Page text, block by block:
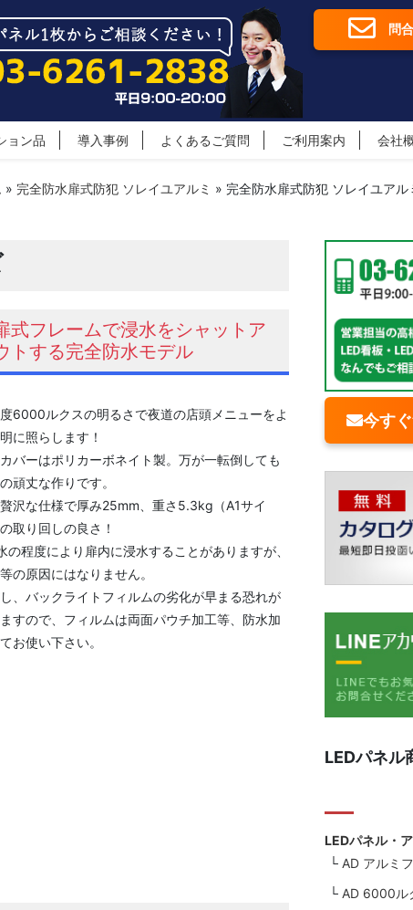
問
ョン品 導入事例 よくあるご質問 ご利用案内 会社
» 完全防水扉式防犯 ソレイユアルミ » 完全防水扉式防犯 ソレイユアル
式フレームで浸水をシャットア
トする完全防水モデル
6000ルクスの明るさで夜道の店頭メニューをよ
に照らします！
バーはポリカーボネイト製。万が一転倒しても
頑丈な作りです。
沢な仕様で厚み25mm、重さ5.3kg（A1サイ
取り回しの良さ！
の程度により扉内に浸水することがありますが、
の原因にはなりません。
、バックライトフィルムの劣化が早まる恐れが
すので、フィルムは両面パウチ加工等、防水加
お使い下さい。
今す
LEDパネル
LEDパネル・
AD アルミ
AD 6000ル